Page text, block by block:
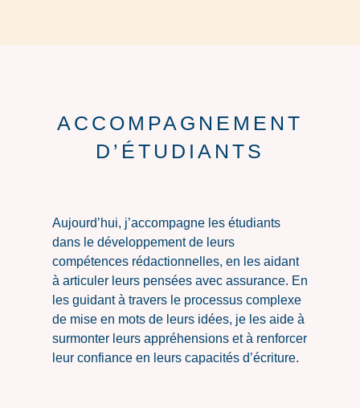
ACCOMPAGNEMENT
D’ÉTUDIANTS
Aujourd’hui, j’accompagne les étudiants
dans le développement de leurs
compétences rédactionnelles, en les aidant
à articuler leurs pensées avec assurance. En
les guidant à travers le processus complexe
de mise en mots de leurs idées, je les aide à
surmonter leurs appréhensions et à renforcer
leur confiance en leurs capacités d’écriture.